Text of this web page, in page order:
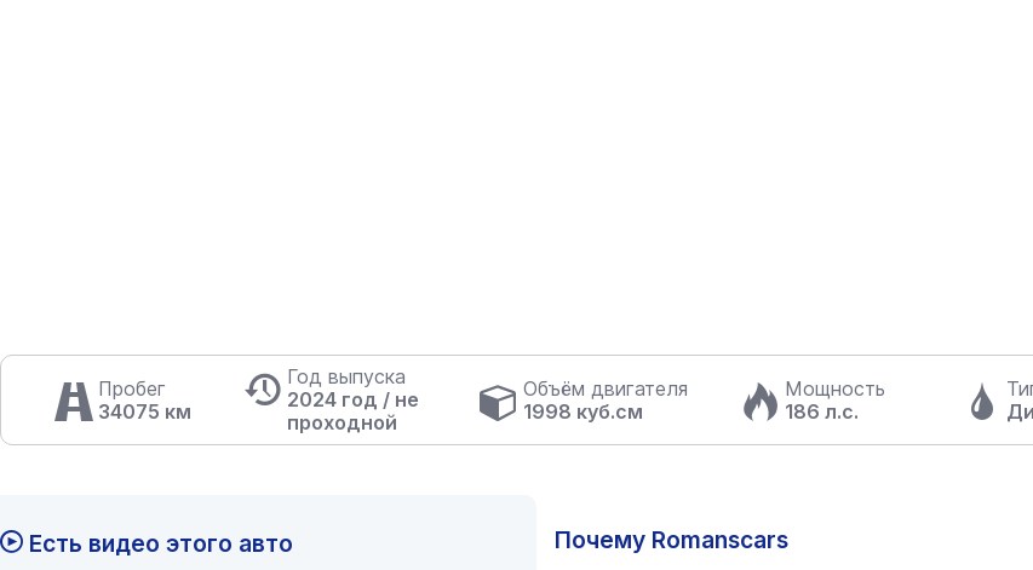
Пробег
34075 км
Год выпуска
2024 год / не
проходной
Объём двигателя
1998 куб.см
Мощность
186 л.с.
Есть видео этого авто Почему Romanscars